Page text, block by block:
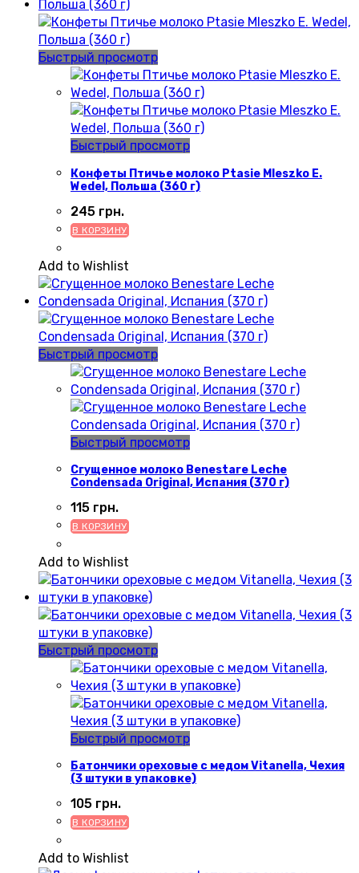
Быстрый просмотр
Быстрый просмотр
Конфеты Птичье молоко Ptasie Mleszko E.
Wedel, Польша (360 г)
245 грн.
В КОРЗИНУ
Add to Wishlist
Быстрый просмотр
Быстрый просмотр
Сгущенное молоко Benestare Leche
Condensada Original, Испания (370 г)
115 грн.
В КОРЗИНУ
Add to Wishlist
Быстрый просмотр
Быстрый просмотр
Батончики ореховые с медом Vitanella, Чехия
(3 штуки в упаковке)
105 грн.
В КОРЗИНУ
Add to Wishlist